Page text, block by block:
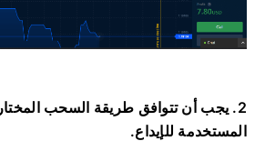
2. يجب أن تتوافق طريقة السحب
المستخدمة للإيداع.